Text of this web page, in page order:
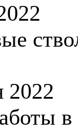
2022
в